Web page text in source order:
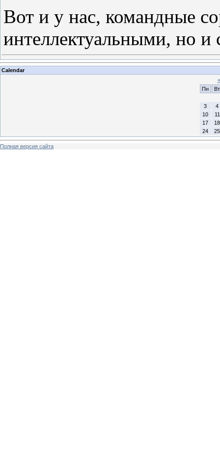
Вот и у нас, командные
интеллектуальными, но
Calendar
«
Пн
Вт
3
4
10
11
17
18
24
25
Полная версия сайта